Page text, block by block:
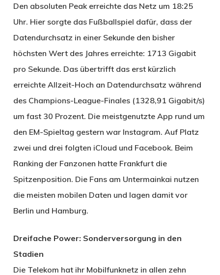
Den absoluten Peak erreichte das Netz um 18:25
Uhr. Hier sorgte das Fußballspiel dafür, dass der
Datendurchsatz in einer Sekunde den bisher
höchsten Wert des Jahres erreichte: 1713 Gigabit
pro Sekunde. Das übertrifft das erst kürzlich
erreichte Allzeit-Hoch an Datendurchsatz während
des Champions-League-Finales (1328,91 Gigabit/s)
um fast 30 Prozent. Die meistgenutzte App rund um
den EM-Spieltag gestern war Instagram. Auf Platz
zwei und drei folgten iCloud und Facebook. Beim
Ranking der Fanzonen hatte Frankfurt die
Spitzenposition. Die Fans am Untermainkai nutzen
die meisten mobilen Daten und lagen damit vor
Berlin und Hamburg.
Dreifache Power: Sonderversorgung in den
Stadien
Die Telekom hat ihr Mobilfunknetz in allen zehn